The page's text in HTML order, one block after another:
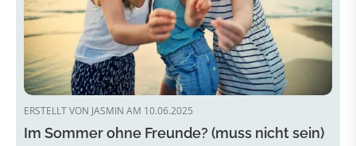
ERSTELLT VON JASMIN AM 10.06.2025
Im Sommer ohne Freunde? (muss nicht sein)